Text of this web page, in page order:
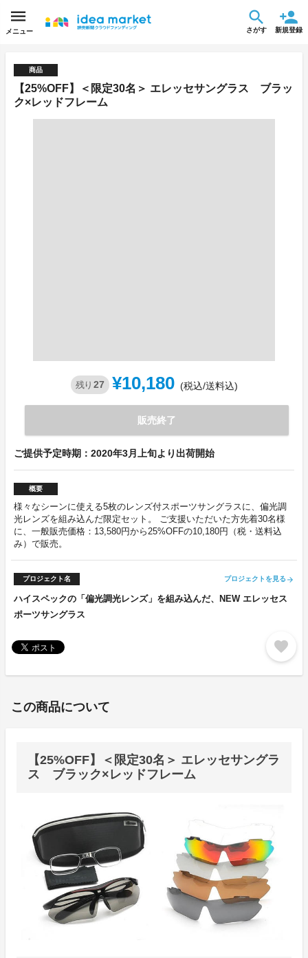
メニュー さがす 新規登録
商品
【25%OFF】＜限定30名＞ エレッセサングラス ブラッ
ク×レッドフレーム
残り 27 ¥10,180 (税込/送料込)
販売終了
ご提供予定時期：2020年3月上旬より出荷開始
概要
様々なシーンに使える5枚のレンズ付スポーツサングラスに、偏光調
光レンズを組み込んだ限定セット。 ご支援いただいた方先着30名様
に、一般販売価格：13,580円から25%OFFの10,180円（税・送料込
み）で販売。
プロジェクト名 プロジェクトを見る arrow_forward
ハイスペックの「偏光調光レンズ」を組み込んだ、NEW エレッセス
ポーツサングラス
favorite
この商品について
【25%OFF】＜限定30名＞ エレッセサングラ
ス ブラック×レッドフレーム